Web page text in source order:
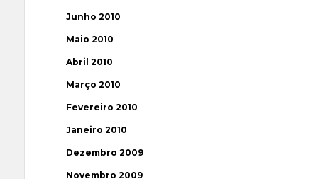
Junho 2010
Maio 2010
Abril 2010
Março 2010
Fevereiro 2010
Janeiro 2010
Dezembro 2009
Novembro 2009